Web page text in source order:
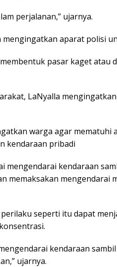
perjalanan,” ujarnya.
mengingatkan aparat polisi
pasar kaget atau
LaNyalla
warga agar
kendaraan pribadi
mengendarai kendaraan
memaksakan mengendarai
seperti itu dapat
kendaraan
ujarnya.